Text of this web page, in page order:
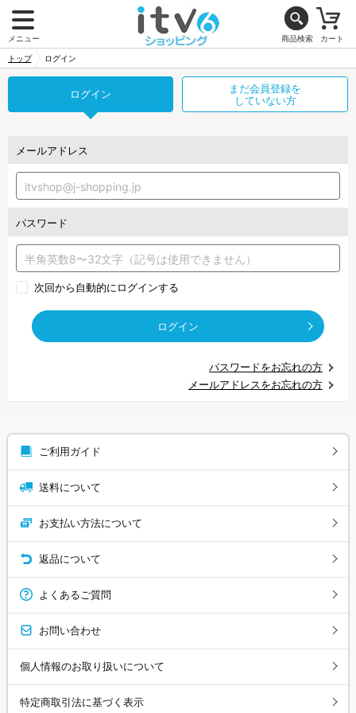
メニュー 商品検索 カート
トップ ログイン
ログイン
まだ会員登録を
していない方
メールアドレス
パスワード
次回から自動的にログインする
ログイン
パスワードをお忘れの方
メールアドレスをお忘れの方
ご利用ガイド
送料について
お支払い方法について
返品について
よくあるご質問
お問い合わせ
個人情報のお取り扱いについて
特定商取引法に基づく表示